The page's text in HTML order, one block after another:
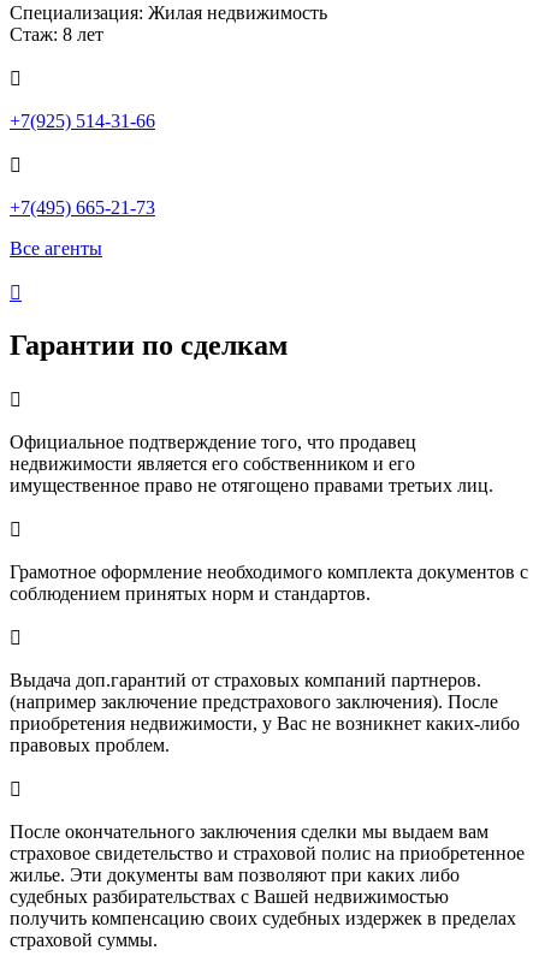
Специализация: Жилая недвижимость
Стаж: 8 лет

+7(925) 514-31-66

+7(495) 665-21-73
Все агенты

Гарантии по сделкам

Официальное подтверждение того, что продавец
недвижимости является его собственником и его
имущественное право не отягощено правами третьих лиц.

Грамотное оформление необходимого комплекта документов с
соблюдением принятых норм и стандартов.

Выдача доп.гарантий от страховых компаний партнеров.
(например заключение предстрахового заключения). После
приобретения недвижимости, у Вас не возникнет каких-либо
правовых проблем.

После окончательного заключения сделки мы выдаем вам
страховое свидетельство и страховой полис на приобретенное
жилье. Эти документы вам позволяют при каких либо
судебных разбирательствах с Вашей недвижимостью
получить компенсацию своих судебных издержек в пределах
страховой суммы.